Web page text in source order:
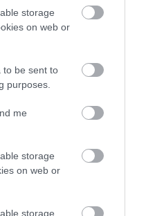
storage
on web or
to be sent to
purposes.
me
storage
on web or
storage
την υγεία του
για μια
οφέλη για την
περιέχει υψηλά
που
σε καφεΐνη
να ισούται με
σε ισοδύναμη